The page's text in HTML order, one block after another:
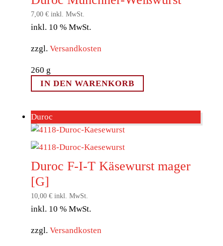
7,00 € inkl. MwSt.
inkl. 10 % MwSt.
zzgl. Versandkosten
260 g
IN DEN WARENKORB
Duroc
Duroc F-I-T Käsewurst mager
[G]
10,00 € inkl. MwSt.
inkl. 10 % MwSt.
zzgl. Versandkosten